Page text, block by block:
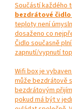
Součástí každého
bezdrátové
teploty není
dosaženo co
Čidlo současně
zapnutí/vypnutí
Wifi box je
může bezdrátově
bezdrátovým
pokud má být v